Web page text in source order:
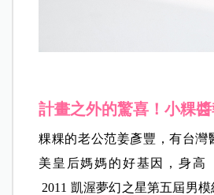
計畫之外的驚喜！小粿醬
粿粿的老公范姜彥豐，有台灣
美皇后媽媽的好基因，身
2011 凱渥夢幻之星第五屆男